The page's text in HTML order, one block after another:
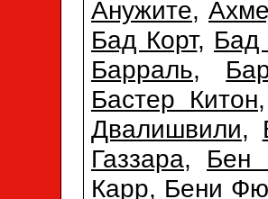
Анужите,
Бад Корт, Бад
Барраль,
Бастер Китон
Двалишвили,
Газзара, Бен
Карр, Бени